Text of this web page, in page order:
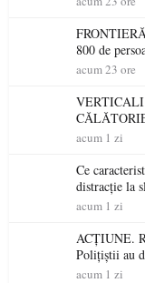
800 de
acum 23 ore
acum 1 zi
Ce
distracție la
acum 1 zi
ACȚIUNE.
Polițiștii au
permis într-o
acum 1 zi